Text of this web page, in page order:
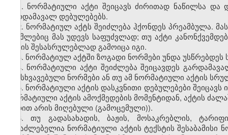
1. ნორმატიული აქტი შეიცავს ძირითად ნაწილსა
გარდამავალ დებულებებს.
2. ნორმატიულ აქტს შეიძლება ჰქონდეს პრეამბულა.
რომლებიც მას უდევს საფუძვლად; თუ აქტი
აქტის შესასრულებლად გამოიცა იგი.
3. ნორმატიულ აქტში ზოგადი ნორმები უნდა
4. ნორმატიული აქტი შეიძლება შეიცავდეს
განსხვავებული ნორმები ან თუ ამ ნორმატიული აქტის
5. ნორმატიული აქტის დასკვნითი დებულებები
ნორმატიული აქტის ამოქმედების მომენტიდან, აქტის
ვადით არის მიღებული (გამოცემული)).
6.თუ გადასახადის, ბაჟის, მოსაკრებლის,
შესაძლებელია ნორმატიული აქტის ტექსტის შესაბამისი